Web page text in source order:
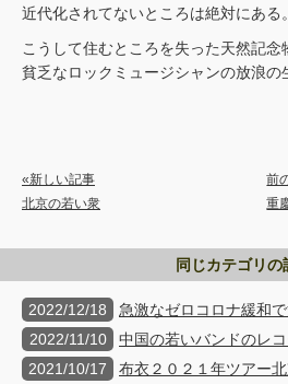
近代化されてないところは絶対にある。
こうして住むところを失った天然記念
貧乏なロックミュージシャンの放浪の
«新しい記事
北京の若い衆
前
重
同じカテゴリの
2022/12/18
急激なゼロコロナ緩和
2022/11/10
中国の若いバンドのレ
2021/10/17
布衣２０２１年ツアー北